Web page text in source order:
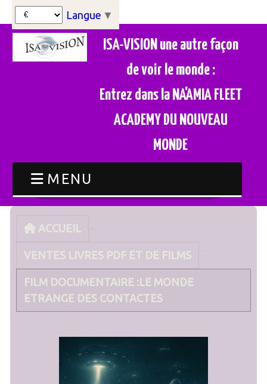
ISA-VISION une autre façon
de voir le monde :
Entrez dans la NA'AMIA FLEET
ACADEMY DU NOUVEAU
MONDE
MENU
ACCUEIL
VENTES LIVRES PDF ET DE FILMS
FILM DOCUMENTAIRE :LE MONDE
ETRANGE DES CONTACTES
Langue ▼